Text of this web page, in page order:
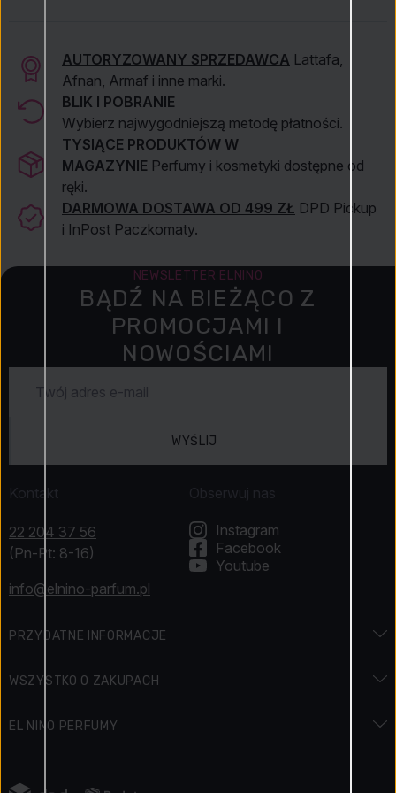
AUTORYZOWANY SPRZEDAWCA Lattafa,
Afnan, Armaf i inne marki.
BLIK I POBRANIE
Wybierz najwygodniejszą metodę płatności.
TYSIĄCE PRODUKTÓW W
MAGAZYNIE Perfumy i kosmetyki dostępne od
ręki.
DARMOWA DOSTAWA OD 499 ZŁ DPD Pickup
i InPost Paczkomaty.
NEWSLETTER ELNINO
BĄDŹ NA BIEŻĄCO Z
PROMOCJAMI I
NOWOŚCIAMI
WYŚLIJ
Kontakt
22 204 37 56
(Pn-Pt: 8-16)
info@elnino-parfum.pl
PRZYDATNE INFORMACJE
Święta i promocje
WSZYSTKO O ZAKUPACH
Zwroty
EL NINO PERFUMY
Obserwuj nas
Instagram
Facebook
Youtube